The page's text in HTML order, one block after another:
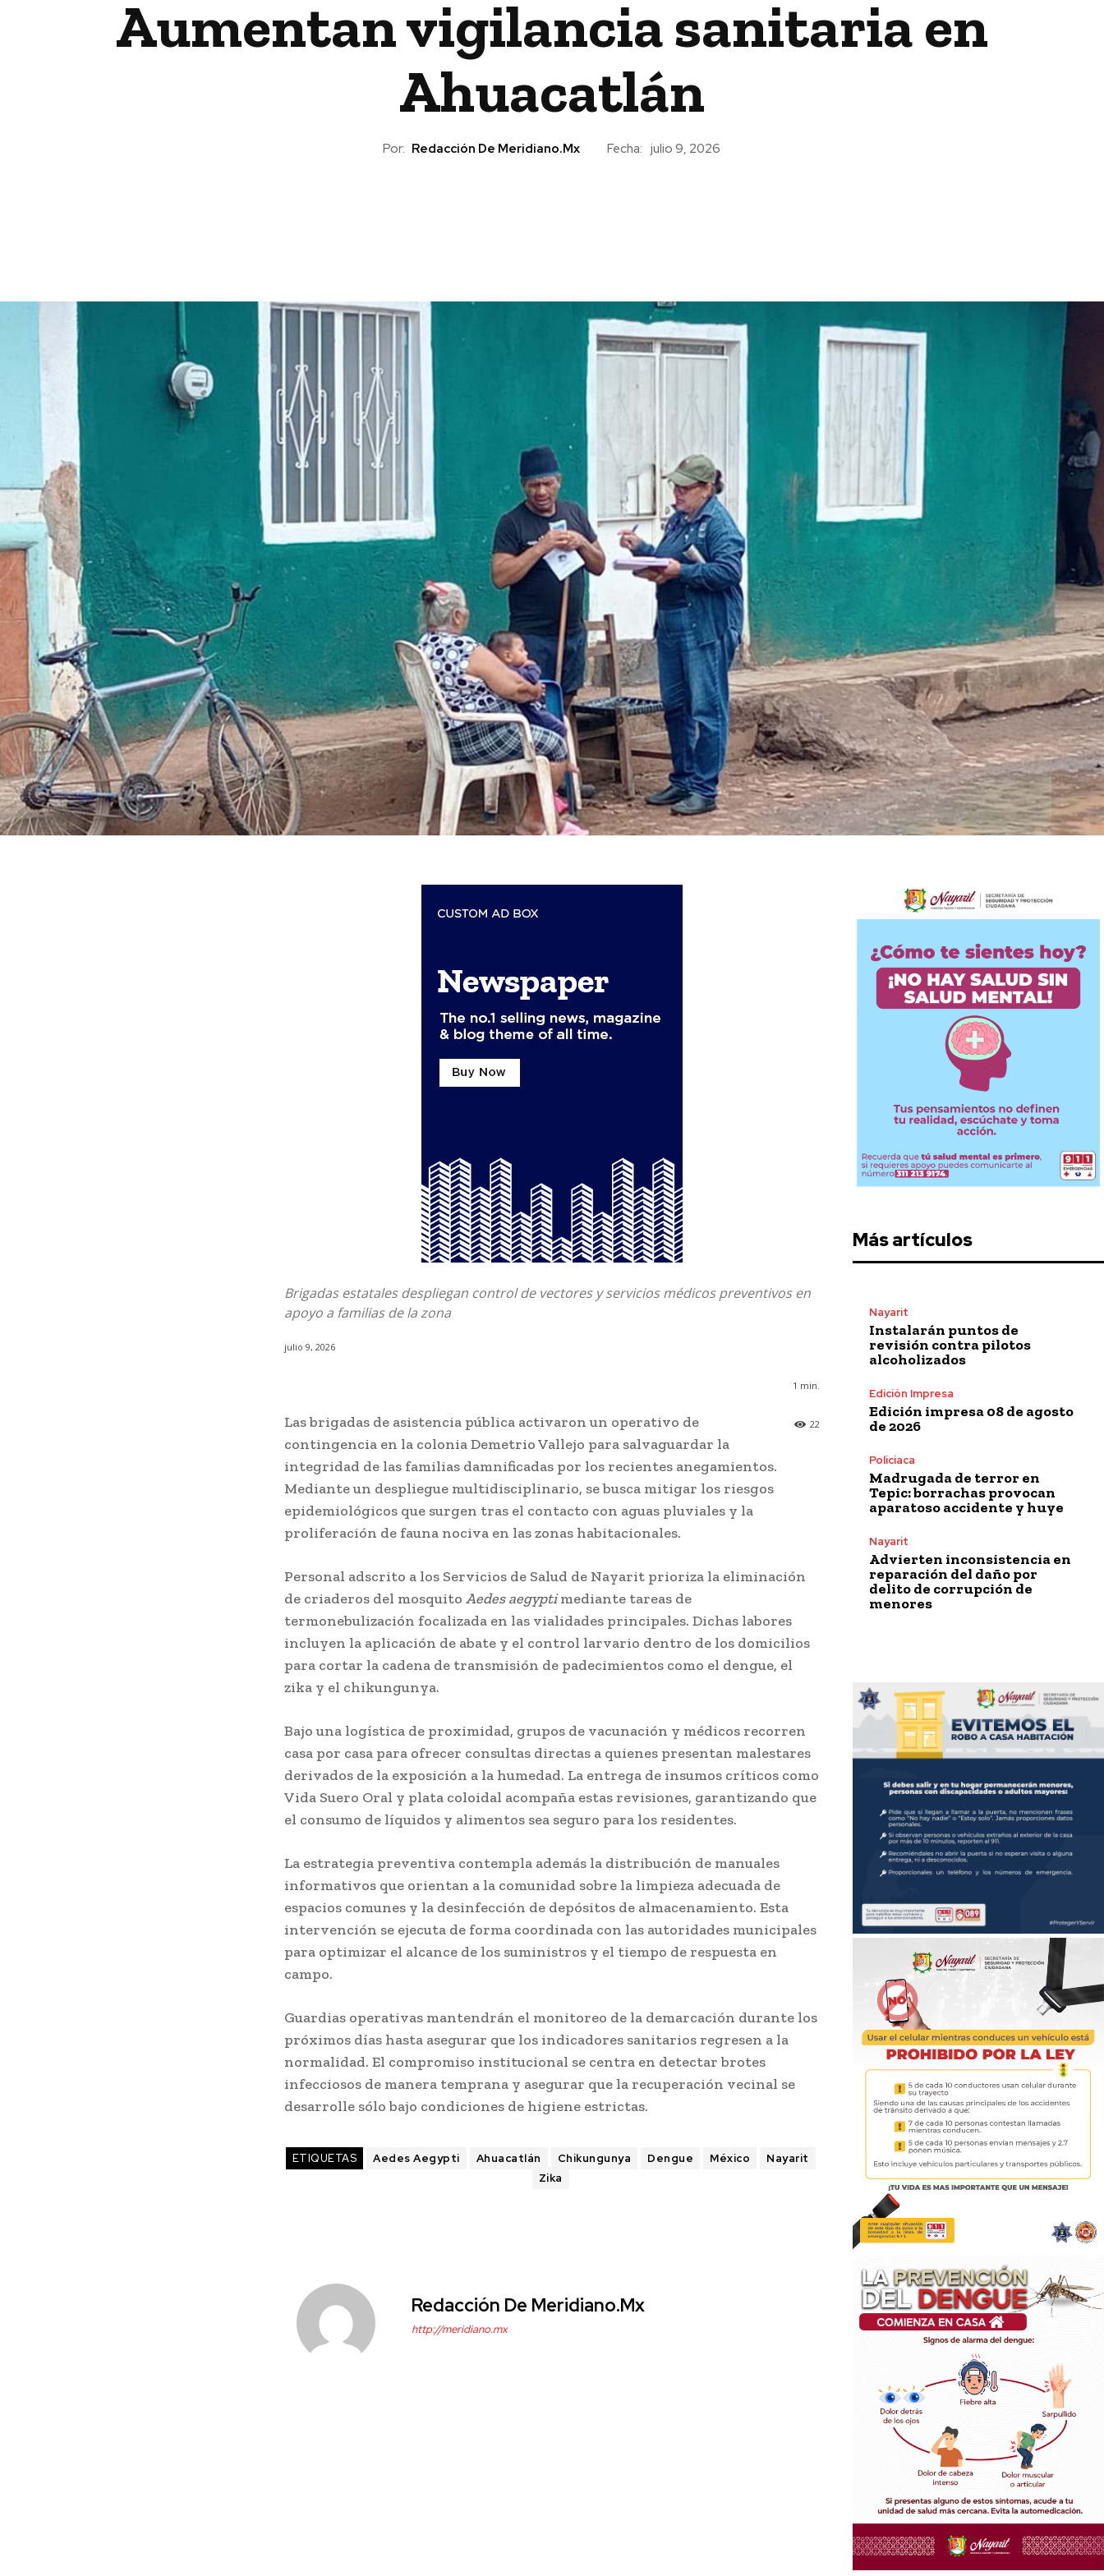
Aumentan vigilancia sanitaria en
Ahuacatlán
Por: Redacción De Meridiano.mx Fecha: julio 9, 2026
Brigadas estatales despliegan control de vectores y servicios médicos preventivos en
apoyo a familias de la zona
julio 9, 2026
1 min.
22
Las brigadas de asistencia pública activaron un operativo de
contingencia en la colonia Demetrio Vallejo para salvaguardar la
integridad de las familias damnificadas por los recientes anegamientos.
Mediante un despliegue multidisciplinario, se busca mitigar los riesgos
epidemiológicos que surgen tras el contacto con aguas pluviales y la
proliferación de fauna nociva en las zonas habitacionales.
Personal adscrito a los Servicios de Salud de Nayarit prioriza la eliminación
de criaderos del mosquito Aedes aegyptimediante tareas de
termonebulización focalizada en las vialidades principales. Dichas labores
incluyen la aplicación de abate y el control larvario dentro de los domicilios
para cortar la cadena de transmisión de padecimientos como el dengue, el
zika y el chikungunya.
Bajo una logística de proximidad, grupos de vacunación y médicos recorren
casa por casa para ofrecer consultas directas a quienes presentan malestares
derivados de la exposición a la humedad. La entrega de insumos críticos como
Vida Suero Oral y plata coloidal acompaña estas revisiones, garantizando que
el consumo de líquidos y alimentos sea seguro para los residentes.
La estrategia preventiva contempla además la distribución de manuales
informativos que orientan a la comunidad sobre la limpieza adecuada de
espacios comunes y la desinfección de depósitos de almacenamiento. Esta
intervención se ejecuta de forma coordinada con las autoridades municipales
para optimizar el alcance de los suministros y el tiempo de respuesta en
campo.
Guardias operativas mantendrán el monitoreo de la demarcación durante los
próximos días hasta asegurar que los indicadores sanitarios regresen a la
normalidad. El compromiso institucional se centra en detectar brotes
infecciosos de manera temprana y asegurar que la recuperación vecinal se
desarrolle sólo bajo condiciones de higiene estrictas.
ETIQUETAS Aedes Aegypti Ahuacatlán Chikungunya Dengue México
Nayarit
Zika
Redacción De Meridiano.mx
http://meridiano.mx
Más artículos
Nayarit
Instalarán puntos de
revisión contra pilotos
alcoholizados
Edición Impresa
Edición impresa 08 de agosto
de 2026
Policiaca
Madrugada de terror en
Tepic: borrachas provocan
aparatoso accidente y huye
Nayarit
Advierten inconsistencia en
reparación del daño por
delito de corrupción de
menores